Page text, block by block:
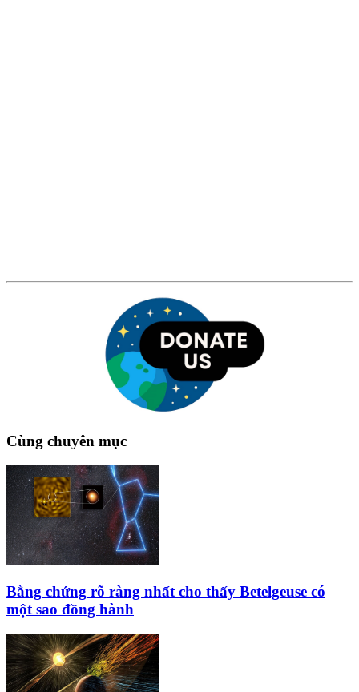
Cùng chuyên mục
Bằng chứng rõ ràng nhất cho thấy Betelgeuse có
một sao đồng hành